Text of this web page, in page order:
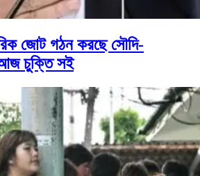
জোট গঠন করছে সৌদি-
চুক্তি সই